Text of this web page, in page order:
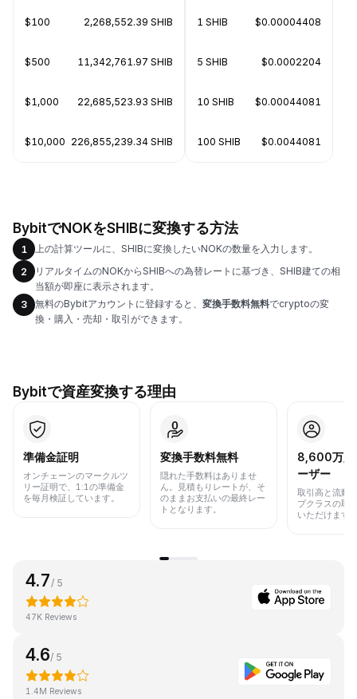
$100 2,268,552.39 SHIB
$500 11,342,761.97 SHIB
$1,000 22,685,523.93 SHIB
$10,000 226,855,239.34 SHIB
1 SHIB $0.00004408
5 SHIB $0.0002204
10 SHIB $0.00044081
100 SHIB $0.0044081
BybitでNOKをSHIBに変換する方法
1
上の計算ツールに、SHIBに変換したいNOKの数量を入力します。
2
リアルタイムのNOKからSHIBへの為替レートに基づき、SHIB建ての相
当額が即座に表示されます。
3
無料のBybitアカウントに登録すると、 変換手数料無料でcryptoの変
換・購入・売却・取引ができます。
Bybitで資産変換する理由
準備金証明
オンチェーンのマークルツ
リー証明で、1:1の準備金
を毎月検証しています。
変換手数料無料
隠れた手数料はありませ
ん。見積もりレートが、そ
のままお支払いの最終レー
トとなります。
8,600万人
ーザー
取引高と流動
プクラスの取
いただけます
4.7/ 5
47K Reviews
4.6/ 5
1.4M Reviews